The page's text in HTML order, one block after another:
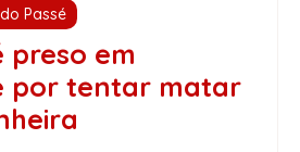
Passé
preso em
por tentar matar